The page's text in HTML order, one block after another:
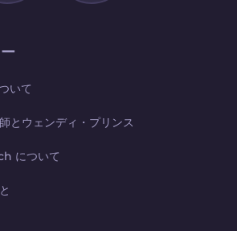
いて
とウェンディ・プリンス
について